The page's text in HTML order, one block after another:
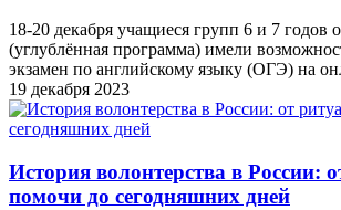
18-20 декабря учащиеся групп 6 и 7 годов
(углублённая программа) имели
экзамен по английскому языку (ОГЭ) на
19 декабря 2023
История волонтерства в России:
помочи до сегодняшних дней